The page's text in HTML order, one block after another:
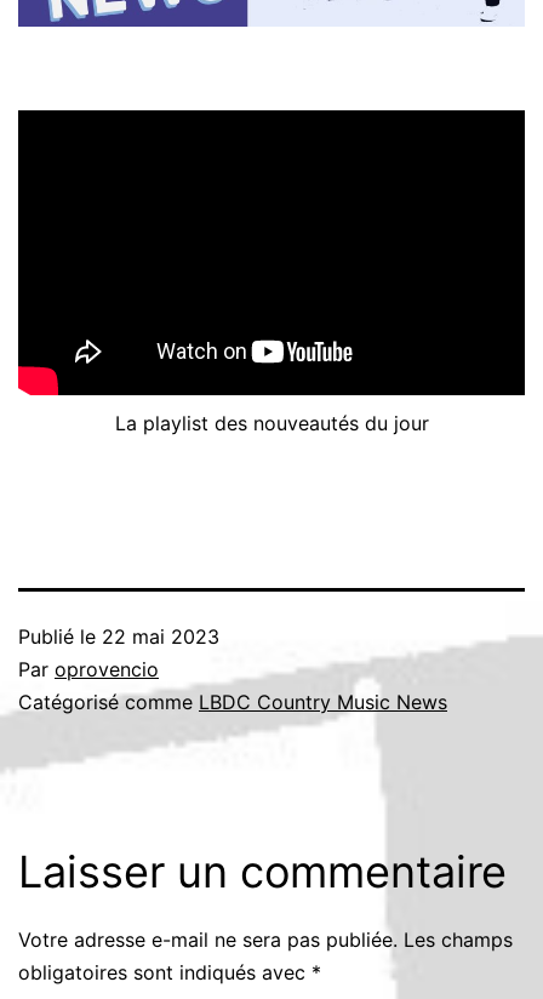
La playlist des nouveautés du jour
Publié le 22 mai 2023
Par oprovencio
Catégorisé comme LBDC Country Music News
Laisser un commentaire
Votre adresse e-mail ne sera pas publiée. Les champs
obligatoires sont indiqués avec *